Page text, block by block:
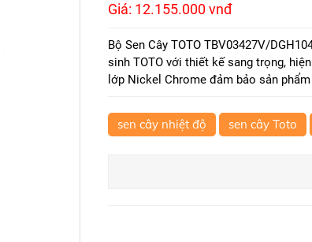
Giá: 12.155.000 vnđ
Bộ Sen Cây TOTO TBV03427V/
sinh TOTO với thiết kế sang trọng,
lớp Nickel Chrome đảm bảo sản
sen cây nhiệt độ sen cây Toto